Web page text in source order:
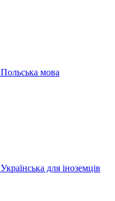
Польська мова
Українська для іноземців